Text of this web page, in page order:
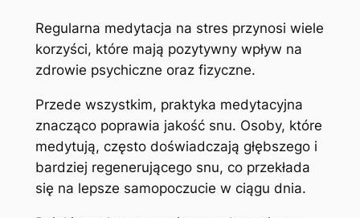
Regularna medytacja na stres przynosi wiele
korzyści, które mają pozytywny wpływ na
zdrowie psychiczne oraz fizyczne.
Przede wszystkim, praktyka medytacyjna
znacząco poprawia jakość snu. Osoby, które
medytują, często doświadczają głębszego i
bardziej regenerującego snu, co przekłada
się na lepsze samopoczucie w ciągu dnia.